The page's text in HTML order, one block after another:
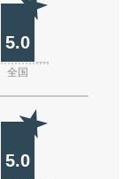
5.0
全国
5.0